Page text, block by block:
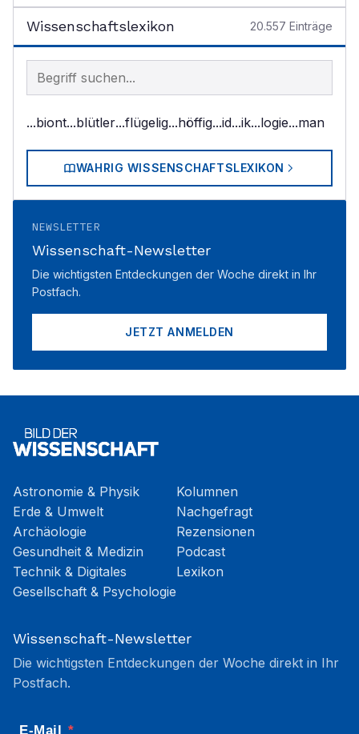
Wissenschaftslexikon 20.557 Einträge
Begriff im Lexikon suchen
...biont...blütler...flügelig...höffig...id...ik...logie...man
WAHRIG WISSENSCHAFTSLEXIKON
NEWSLETTER
Wissenschaft-Newsletter
Die wichtigsten Entdeckungen der Woche direkt in Ihr
Postfach.
JETZT ANMELDEN
Astronomie & Physik
Erde & Umwelt
Archäologie
Gesundheit & Medizin
Technik & Digitales
Gesellschaft & Psychologie
Kolumnen
Nachgefragt
Rezensionen
Podcast
Lexikon
Wissenschaft-Newsletter
Die wichtigsten Entdeckungen der Woche direkt in Ihr
Postfach.